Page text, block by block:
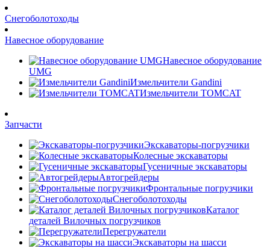
Снегоболотоходы
Навесное оборудование
Навесное оборудование
UMG
Измельчители Gandini
Измельчители TOMCAT
Запчасти
Экскаваторы-погрузчики
Колесные экскаваторы
Гусеничные экскаваторы
Автогрейдеры
Фронтальные погрузчики
Снегоболотоходы
Каталог
деталей Вилочных погрузчиков
Перегружатели
Экскаваторы на шасси